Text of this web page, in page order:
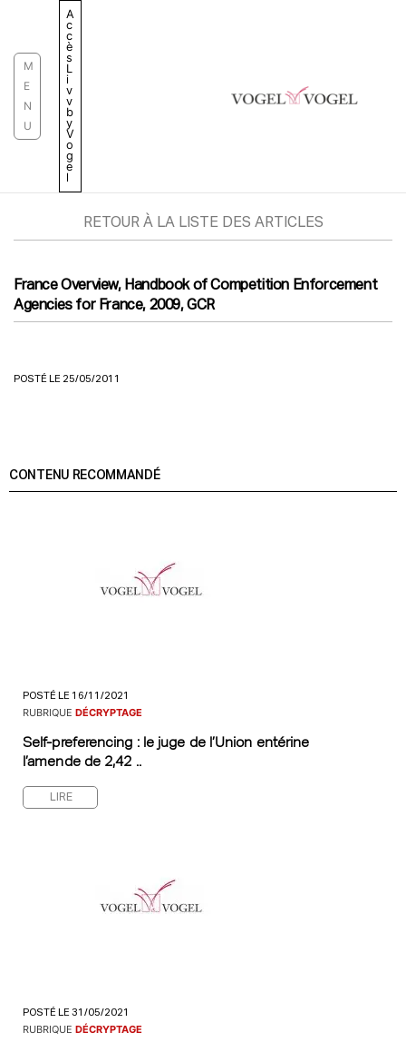
M
E
N
U
A
c
c
è
s
L
i
v
v
b
y
V
o
g
e
l
RETOUR À LA LISTE DES ARTICLES
France Overview, Handbook of Competition Enforcement
Agencies for France, 2009, GCR
POSTÉ LE 25/05/2011
CONTENU RECOMMANDÉ
POSTÉ LE 16/11/2021
RUBRIQUE DÉCRYPTAGE
Self-preferencing : le juge de l’Union entérine
l’amende de 2,42 ..
LIRE
POSTÉ LE 31/05/2021
RUBRIQUE DÉCRYPTAGE